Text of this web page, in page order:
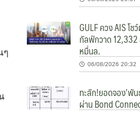
ๆ
GULF ควง AIS โ
กัลฟ์กวาด 12,332
หมื่นล.
06/08/2026 20:32
ทะลัก!ยอดจอง’พั
ผ่าน Bond